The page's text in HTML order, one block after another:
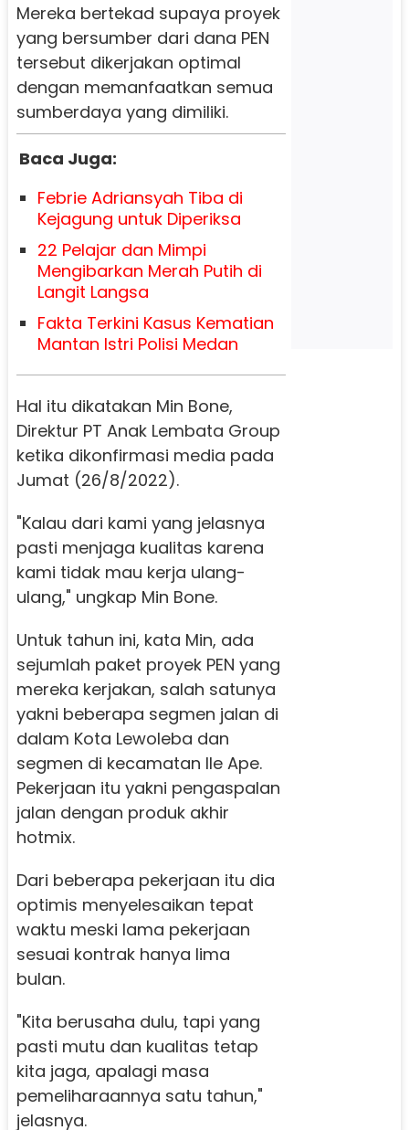
Mereka bertekad supaya proyek
yang bersumber dari dana PEN
tersebut dikerjakan optimal
dengan memanfaatkan semua
sumberdaya yang dimiliki.
Baca Juga:
Febrie Adriansyah Tiba di
Kejagung untuk Diperiksa
22 Pelajar dan Mimpi
Mengibarkan Merah Putih di
Langit Langsa
Fakta Terkini Kasus Kematian
Mantan Istri Polisi Medan
Hal itu dikatakan Min Bone,
Direktur PT Anak Lembata Group
ketika dikonfirmasi media pada
Jumat (26/8/2022).
"Kalau dari kami yang jelasnya
pasti menjaga kualitas karena
kami tidak mau kerja ulang-
ulang," ungkap Min Bone.
Untuk tahun ini, kata Min, ada
sejumlah paket proyek PEN yang
mereka kerjakan, salah satunya
yakni beberapa segmen jalan di
dalam Kota Lewoleba dan
segmen di kecamatan Ile Ape.
Pekerjaan itu yakni pengaspalan
jalan dengan produk akhir
hotmix.
Dari beberapa pekerjaan itu dia
optimis menyelesaikan tepat
waktu meski lama pekerjaan
sesuai kontrak hanya lima
bulan.
"Kita berusaha dulu, tapi yang
pasti mutu dan kualitas tetap
kita jaga, apalagi masa
pemeliharaannya satu tahun,"
jelasnya.